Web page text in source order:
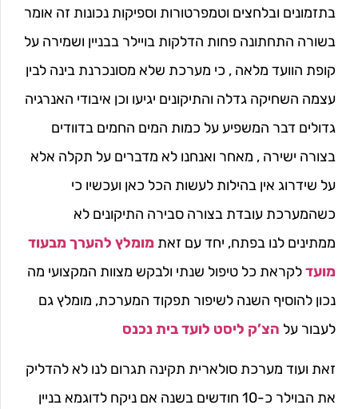
בתזמונים ובלחצים וטמפרטורות וספיקות נכונות זה אומר
בשורה התחתונה פחות הדלקות בויילר בבניין ושמירה על
קופת הוועד מלאה , כי מערכת שלא מסונכרנת בינה לבין
עצמה השחיקה גדלה והתיקונים יגיעו וכן איבודי האנרגיה
גדולים דבר המשפיע על כמות המים החמים בדוודים
בצורה ישירה , מאחר ואנחנו לא מדברים על תקלה אלא
על שידרוג אין בהילות לעשות הכל כאן ועכשיו כי
כשהמערכת עובדת בצורה סבירה התיקונים לא
ממתינים לנו בפתח, יחד עם זאת מומלץ להערך מבעוד
מועדלקראת כל טיפול שנתי ולבקש מצוות המקצועי מה
נכון להוסיף השנה לשיפור תפקוד המערכת, מומלץ גם
לעבור על הצ’ק ליסט לועד בית נכנס
זאת ועוד מערכת סולארית תקינה תגרום לנו לא להדליק
את הבוילר כ-10 חודשים בשנה אם ניקח לדוגמא בניין